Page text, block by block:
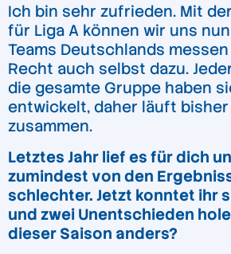
Ich bin sehr zufrieden. Mit
für Liga A können wir uns
Teams Deutschlands
Recht auch selbst dazu.
die gesamte Gruppe haben
entwickelt, daher läuft
zusammen.
Letztes Jahr lief es für dich
zumindest von den
schlechter. Jetzt konntet ihr
und zwei Unentschieden
dieser Saison anders?